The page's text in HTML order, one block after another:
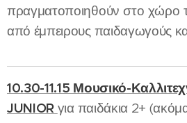
πραγματοποιηθούν στο χώρο
από έμπειρους παιδαγωγούς
10.30-11.15 Μουσικό-
JUNIOR για παιδάκια 2+